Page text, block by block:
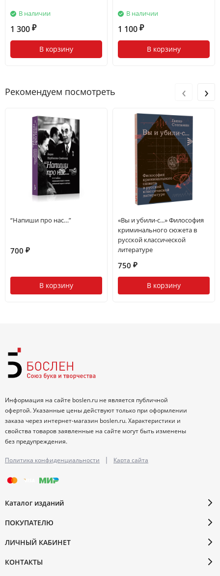
В наличии
1 300 ₽
В корзину
В наличии
1 100 ₽
В корзину
Рекомендуем посмотреть
“Напиши про нас…”
700 ₽
В корзину
«Вы и убили-с...» Философия
криминального сюжета в
русской классической
литературе
750 ₽
В корзину
‹ ›
Информация на сайте boslen.ru не является публичной
офертой. Указанные цены действуют только при оформлении
заказа через интернет-магазин boslen.ru. Характеристики и
свойства товаров заявленные на сайте могут быть изменены
без предупреждения.
Политика конфиденциальности | Карта сайта
Каталог изданий
ПОКУПАТЕЛЮ
ЛИЧНЫЙ КАБИНЕТ
КОНТАКТЫ